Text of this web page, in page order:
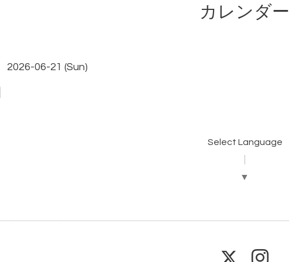
カレンダー
2026-06-21 (Sun)
Select Language
▼